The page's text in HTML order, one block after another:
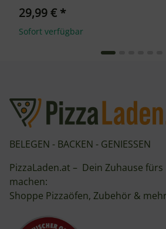
29,99 € *
Sofort verfügbar
BELEGEN - BACKEN - GENIESSEN
PizzaLaden.at – Dein Zuhause fürs
machen:
Shoppe Pizzaöfen, Zubehör & mehr